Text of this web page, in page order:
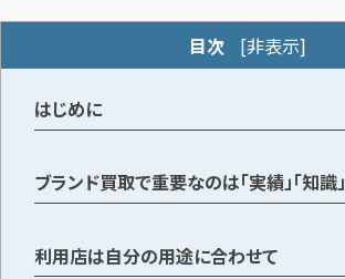
カンタン無料
目次 [非表示]
はじめに
ブランド買取で重要なのは「実績」「知識」
利用店は自分の用途に合わせて